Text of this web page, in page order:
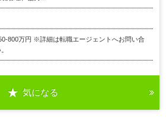
800万円 ※詳細は転職エージェントへお問い合
気になる